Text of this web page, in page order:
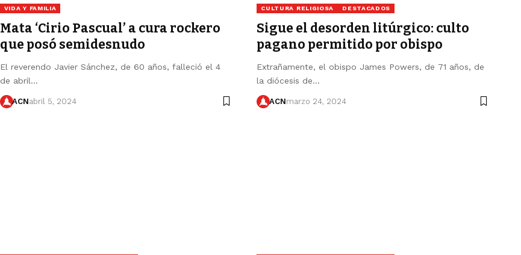
VIDA Y FAMILIA
Mata ‘Cirio Pascual’ a cura rockero
que posó semidesnudo
El reverendo Javier Sánchez, de 60 años, falleció el 4
de abril…
ACNabril 5, 2024
CULTURA RELIGIOSA DESTACADOS
Sigue el desorden litúrgico: culto
pagano permitido por obispo
Extrañamente, el obispo James Powers, de 71 años, de
la diócesis de…
ACNmarzo 24, 2024